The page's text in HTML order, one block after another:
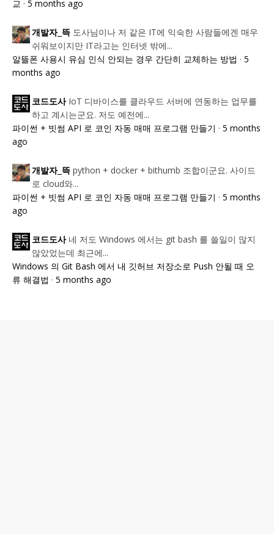
교 · 5 months ago
개발자_뜩 도사님이나 저 같은 IT에 익숙한 사람들에겐 매우
쉬워보이지만 IT라고는 인터넷 밖에...
알뜰폰 사용시 유심 인식 안되는 경우 간단히 교체하는 방법 · 5
months ago
코드도사 IoT 디바이스를 클라우드 서버에 연동하는 업무를
하고 계시는군요. 저도 예전에...
파이썬 + 빗썸 API 로 코인 자동 매매 프로그램 만들기 · 5 months
ago
개발자_뜩 python + docker + bithumb 조합이군요. 사이드
로 cloud와...
파이썬 + 빗썸 API 로 코인 자동 매매 프로그램 만들기 · 5 months
ago
코드도사 네 저도 Windows 에서는 git bash 를 쓸일이 많지
않았었는데 최근에...
Windows 의 Git Bash 에서 내 깃허브 저장소로 Push 안될 때 오
류 해결법 · 5 months ago